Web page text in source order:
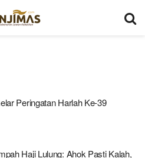
Peringatan Harlah Ke-39
Haji Lulung: Ahok Pasti Kalah,